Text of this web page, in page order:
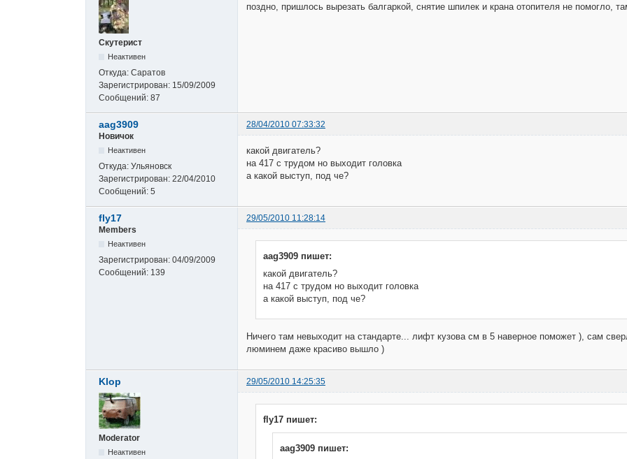
Скутерист
Неактивен
Откуда: Саратов
Зарегистрирован: 15/09/2009
Сообщений: 87
поздно, пришлось вырезать балгаркой, снятие шпилек и крана отопителя не помогло,
aag3909
28/04/2010 07:33:32
Новичок
Неактивен
Откуда: Ульяновск
Зарегистрирован: 22/04/2010
Сообщений: 5
какой двигатель?
на 417 с трудом но выходит головка
а какой выступ, под че?
fly17
29/05/2010 11:28:14
Members
Неактивен
Зарегистрирован: 04/09/2009
Сообщений: 139
aag3909 пишет:
какой двигатель?
на 417 с трудом но выходит головка
а какой выступ, под че?
Ничего там невыходит на стандарте... лифт кузова см в 5 наверное поможет ), сам
люминем даже красиво вышло )
Klop 29/05/2010 14:25:35
Moderator
Неактивен
fly17 пишет:
aag3909 пишет: